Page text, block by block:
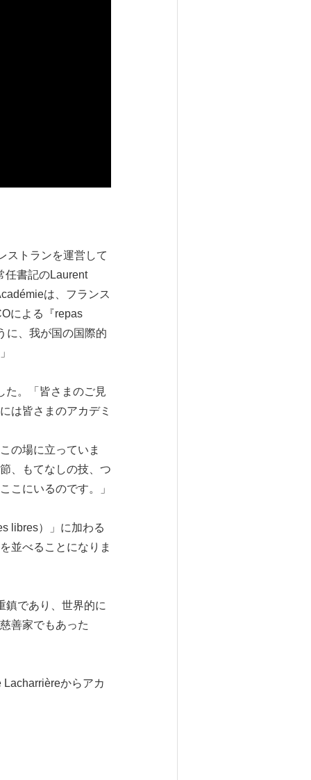
ストランを運営して
任書記のLaurent
は、フランス
による『repas
に、我が国の国際的
た。「皆さまのご見
は皆さまのアカデミ
の場に立っていま
、もてなしの技、つ
こにいるのです。」
libres）」に加わる
並べることになりま
鎮であり、世界的に
善家でもあった
からアカ